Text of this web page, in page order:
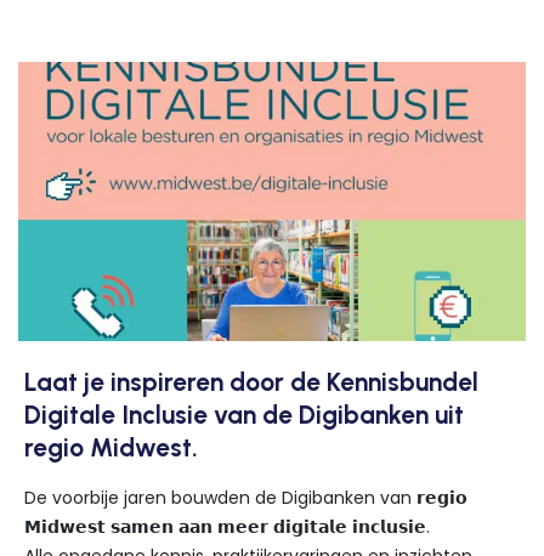
Laat je inspireren door de Kennisbundel
Digitale Inclusie van de Digibanken uit
regio Midwest.
De voorbije jaren bouwden de Digibanken van 𝗿𝗲𝗴𝗶𝗼
𝗠𝗶𝗱𝘄𝗲𝘀𝘁 𝘀𝗮𝗺𝗲𝗻 𝗮𝗮𝗻 𝗺𝗲𝗲𝗿 𝗱𝗶𝗴𝗶𝘁𝗮𝗹𝗲 𝗶𝗻𝗰𝗹𝘂𝘀𝗶𝗲.